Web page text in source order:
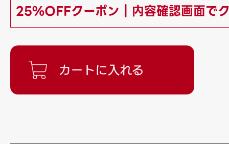
25%OFFクーポン｜内容確認画面で